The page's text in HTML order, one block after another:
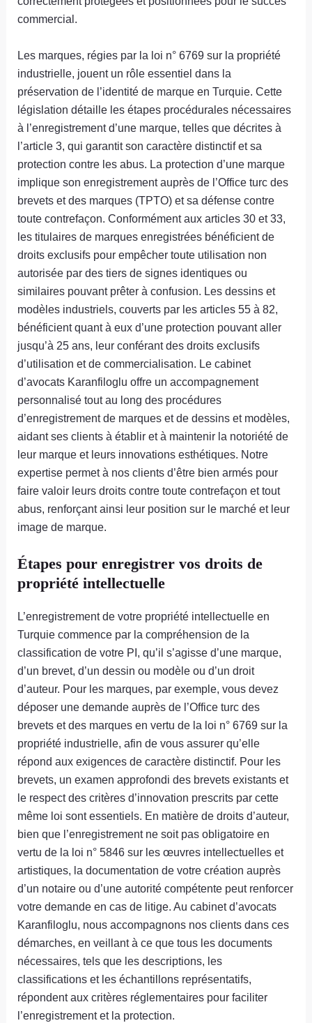
commercial.
Les marques, régies par la loi n° 6769 sur la propriété
industrielle, jouent un rôle essentiel dans la
préservation de l’identité de marque en Turquie. Cette
législation détaille les étapes procédurales nécessaires
à l’enregistrement d’une marque, telles que décrites à
l’article 3, qui garantit son caractère distinctif et sa
protection contre les abus. La protection d’une marque
implique son enregistrement auprès de l’Office turc des
brevets et des marques (TPTO) et sa défense contre
toute contrefaçon. Conformément aux articles 30 et 33,
les titulaires de marques enregistrées bénéficient de
droits exclusifs pour empêcher toute utilisation non
autorisée par des tiers de signes identiques ou
similaires pouvant prêter à confusion. Les dessins et
modèles industriels, couverts par les articles 55 à 82,
bénéficient quant à eux d’une protection pouvant aller
jusqu’à 25 ans, leur conférant des droits exclusifs
d’utilisation et de commercialisation. Le cabinet
d’avocats Karanfiloglu offre un accompagnement
personnalisé tout au long des procédures
d’enregistrement de marques et de dessins et modèles,
aidant ses clients à établir et à maintenir la notoriété de
leur marque et leurs innovations esthétiques. Notre
expertise permet à nos clients d’être bien armés pour
faire valoir leurs droits contre toute contrefaçon et tout
abus, renforçant ainsi leur position sur le marché et leur
image de marque.
Étapes pour enregistrer vos droits de
propriété intellectuelle
L’enregistrement de votre propriété intellectuelle en
Turquie commence par la compréhension de la
classification de votre PI, qu’il s’agisse d’une marque,
d’un brevet, d’un dessin ou modèle ou d’un droit
d’auteur. Pour les marques, par exemple, vous devez
déposer une demande auprès de l’Office turc des
brevets et des marques en vertu de la loi n° 6769 sur la
propriété industrielle, afin de vous assurer qu’elle
répond aux exigences de caractère distinctif. Pour les
brevets, un examen approfondi des brevets existants et
le respect des critères d’innovation prescrits par cette
même loi sont essentiels. En matière de droits d’auteur,
bien que l’enregistrement ne soit pas obligatoire en
vertu de la loi n° 5846 sur les œuvres intellectuelles et
artistiques, la documentation de votre création auprès
d’un notaire ou d’une autorité compétente peut renforcer
votre demande en cas de litige. Au cabinet d’avocats
Karanfiloglu, nous accompagnons nos clients dans ces
démarches, en veillant à ce que tous les documents
nécessaires, tels que les descriptions, les
classifications et les échantillons représentatifs,
répondent aux critères réglementaires pour faciliter
l’enregistrement et la protection.